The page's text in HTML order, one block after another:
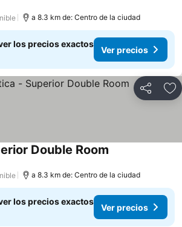
a 8.3 km de: Centro de la ciudad
los precios exactos
Ver precios
Compartir
Double Room
a 8.3 km de: Centro de la ciudad
los precios exactos
Ver precios